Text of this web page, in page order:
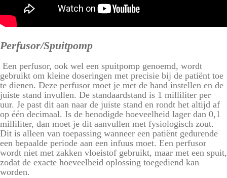
Perfusor/Spuitpomp
Een perfusor, ook wel een spuitpomp genoemd, wordt
gebruikt om kleine doseringen met precisie bij de patiënt toe
te dienen. Deze perfusor moet je met de hand instellen en de
juiste stand invullen. De standaardstand is 1 milliliter per
uur. Je past dit aan naar de juiste stand en rondt het altijd af
op één decimaal. Is de benodigde hoeveelheid lager dan 0,1
milliliter, dan moet je dit aanvullen met fysiologisch zout.
Dit is alleen van toepassing wanneer een patiënt gedurende
een bepaalde periode aan een infuus moet. Een perfusor
wordt niet met zakken vloeistof gebruikt, maar met een spuit,
zodat de exacte hoeveelheid oplossing toegediend kan
worden.